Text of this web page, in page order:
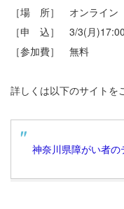
［場 所］ オンライン
［申 込］ 3/3(月
［参加費］ 無料
詳しくは以下のサイトを
神奈川県障がい者